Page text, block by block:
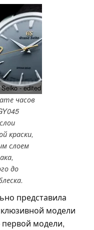
- edited
часов
краски,
слоем
до
представила
модели
первой модели,